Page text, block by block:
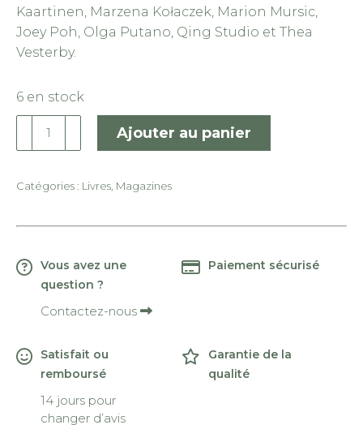
Kaartinen, Marzena Kołaczek, Marion Mursic,
Joey Poh, Olga Putano, Qing Studio et Thea
Vesterby.
6 en stock
Magazine
Ajouter au panier
Catégories : Livres Magazines
Vous avez une
question ?
Contactez-nous
Paiement sécurisé
Satisfait ou
remboursé
14 jours pour
changer d’avis
Garantie de la
qualité